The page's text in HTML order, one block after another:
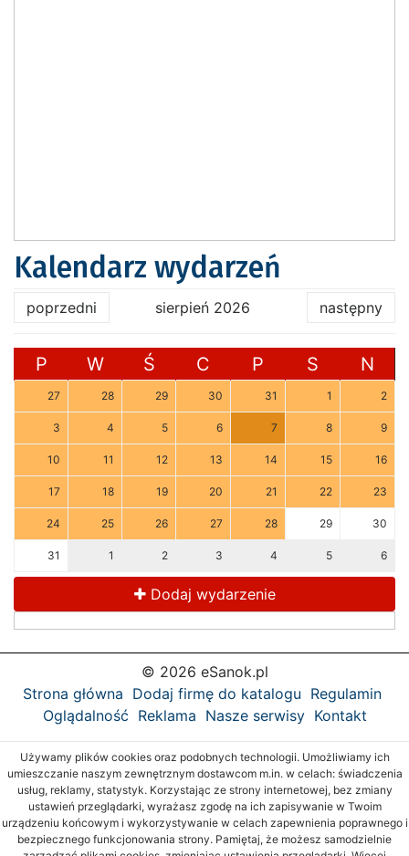
Kalendarz wydarzeń
poprzedni sierpień 2026 następny
P W Ś C P S N
27 28 29 30 31 1 2
3 4 5 6 7 8 9
10 11 12 13 14 15 16
17 18 19 20 21 22 23
24 25 26 27 28 29 30
31 1 2 3 4 5 6
Dodaj wydarzenie
© 2026 eSanok.pl
Strona główna Dodaj firmę do katalogu Regulamin
Oglądalność Reklama Nasze serwisy Kontakt
Używamy plików cookies oraz podobnych technologii. Umożliwiamy ich
umieszczanie naszym zewnętrznym dostawcom m.in. w celach: świadczenia
usług, reklamy, statystyk. Korzystając ze strony internetowej, bez zmiany
ustawień przeglądarki, wyrażasz zgodę na ich zapisywanie w Twoim
urządzeniu końcowym i wykorzystywanie w celach zapewnienia poprawnego i
bezpiecznego funkcjonowania strony. Pamiętaj, że możesz samodzielnie